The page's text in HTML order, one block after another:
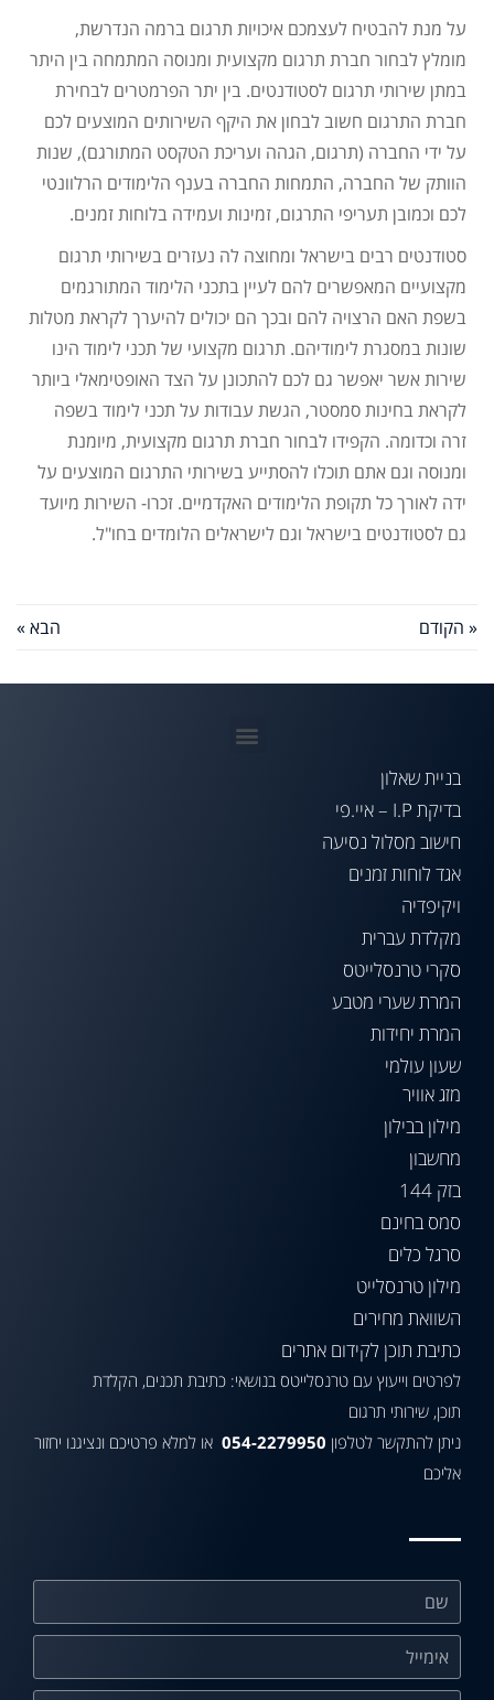
על מנת להבטיח לעצמכם איכויות תרגום ברמה הנדרשת,
מומלץ לבחור חברת תרגום מקצועית ומנוסה המתמחה בין היתר
במתן שירותי תרגום לסטודנטים. בין יתר הפרמטרים לבחירת
חברת התרגום חשוב לבחון את היקף השירותים המוצעים לכם
על ידי החברה (תרגום, הגהה ועריכת הטקסט המתורגם), שנות
הוותק של החברה, התמחות החברה בענף הלימודים הרלוונטי
לכם וכמובן תעריפי התרגום, זמינות ועמידה בלוחות זמנים.
סטודנטים רבים בישראל ומחוצה לה נעזרים בשירותי תרגום
מקצועיים המאפשרים להם לעיין בתכני הלימוד המתורגמים
בשפת האם הרצויה להם ובכך הם יכולים להיערך לקראת מטלות
שונות במסגרת לימודיהם. תרגום מקצועי של תכני לימוד הינו
שירות אשר יאפשר גם לכם להתכונן על הצד האופטימאלי ביותר
לקראת בחינות סמסטר, הגשת עבודות על תכני לימוד בשפה
זרה וכדומה. הקפידו לבחור חברת תרגום מקצועית, מיומנת
ומנוסה וגם אתם תוכלו להסתייע בשירותי התרגום המוצעים על
ידה לאורך כל תקופת הלימודים האקדמיים. זכרו- השירות מיועד
גם לסטודנטים בישראל וגם לישראלים הלומדים בחו"ל.
« הקודם הבא »
בניית שאלון
בדיקת I.P – איי.פי
חישוב מסלול נסיעה
אגד לוחות זמנים
ויקיפדיה
מקלדת עברית
סקרי טרנסלייטס
המרת שערי מטבע
המרת יחידות
שעון עולמי
מזג אוויר
מילון בבילון
מחשבון
בזק 144
סמס בחינם
סרגל כלים
מילון טרנסלייט
השוואת מחירים
כתיבת תוכן לקידום אתרים
לפרטים וייעוץ עם טרנסלייטס בנושאי: כתיבת תכנים, הקלדת
תוכן, שירותי תרגום
ניתן להתקשר לטלפון 054-2279950 או למלא פרטיכם ונציגנו יחזור
אליכם